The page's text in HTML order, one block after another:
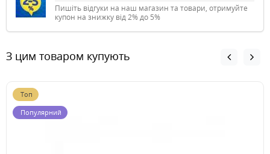
Пишіть відгуки на наш магазин та товари, отримуйте
купон на знижку від 2% до 5%
З цим товаром купують
Топ
Популярний